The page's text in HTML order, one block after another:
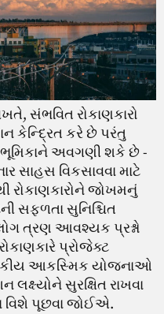
સંભવિત રોકાણકારો
કેન્દ્રિત કરે છે પરંતુ
ભૂમિકાને અવગણી શકે છે -
સાહસ વિકસાવવા માટે
રોકાણકારોને જોખમનું
સફળતા સુનિશ્ચિત
ત્રણ આવશ્યક પ્રશ્નો
પ્રોજેક્ટ
આકસ્મિક યોજનાઓ
સુરક્ષિત રાખવા
વિશે પૂછવા જોઈએ.